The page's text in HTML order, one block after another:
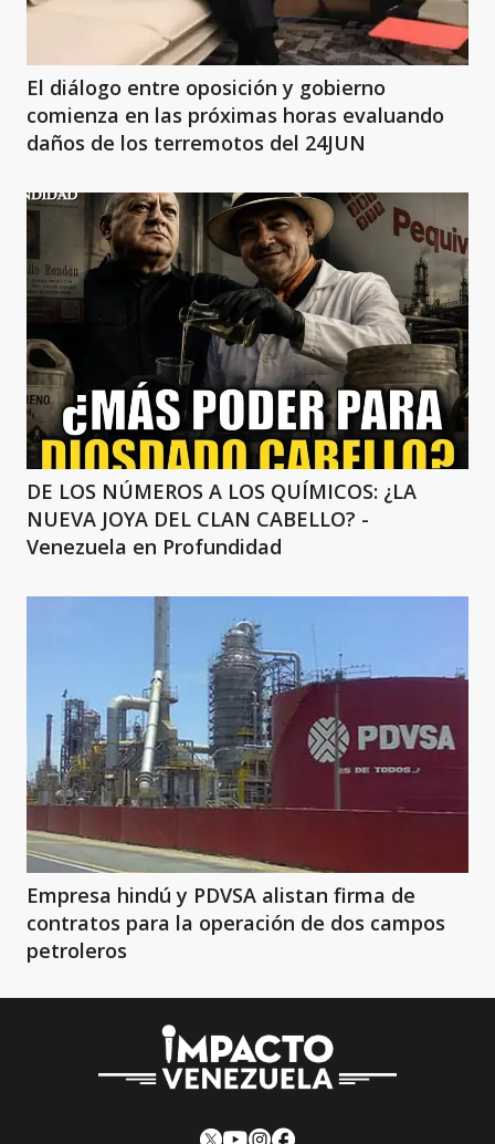
El diálogo entre oposición y gobierno
comienza en las próximas horas evaluando
daños de los terremotos del 24JUN
DE LOS NÚMEROS A LOS QUÍMICOS: ¿LA
NUEVA JOYA DEL CLAN CABELLO? -
Venezuela en Profundidad
Empresa hindú y PDVSA alistan firma de
contratos para la operación de dos campos
petroleros